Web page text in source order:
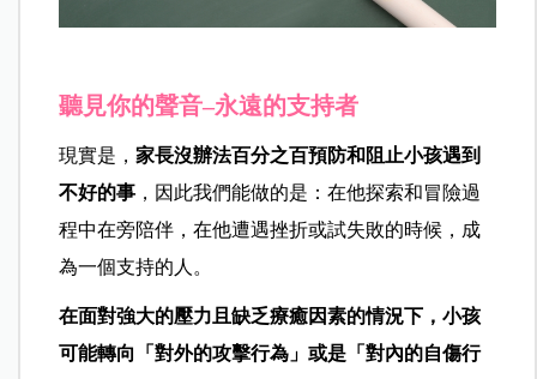
聽見你的聲音–永遠的支持者
現實是，家長沒辦法百分之百預防和阻止小孩遇到
不好的事 ，因此我們能做的是：在他探索和冒險過
程中在旁陪伴，在他遭遇挫折或試失敗的時候，成
為一個支持的人。
在面對強大的壓力且缺乏療癒因素的情況下，小孩
可能轉向「對外的攻擊行為」或是「對內的自傷行